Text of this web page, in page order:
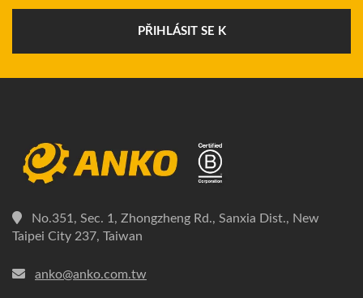
PŘIHLÁSIT SE K
No.351, Sec. 1, Zhongzheng Rd., Sanxia Dist., New
Taipei City 237, Taiwan
anko@anko.com.tw